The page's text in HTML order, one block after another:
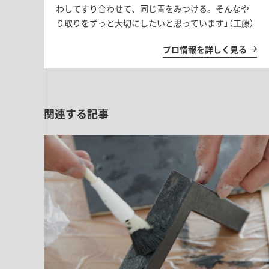
わしてすり合わせて、同じ青をみつける。そんなや
り取りをずっと大切にしたいと思っています」（工藤）
プロ情報を詳しく見る
関連する記事
テレビボード
姿見・鏡
ドア・扉
引き戸
室内窓
建具金物
カーテン・ブラインド すべて
カーテンレール
照明・スイッチ すべて
レール・スポットライト
照明パーツ
電球
スイッチ
木部用塗料
ポスト
表札・サイン
DIY すべて
DIYアイテム
道具・工具
その他いろいろ すべて
ハンモック・蚊帳
フレーム・額縁
本・雑貨